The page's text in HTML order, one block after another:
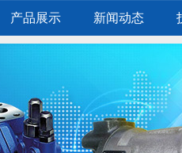
产品展示 新闻动态